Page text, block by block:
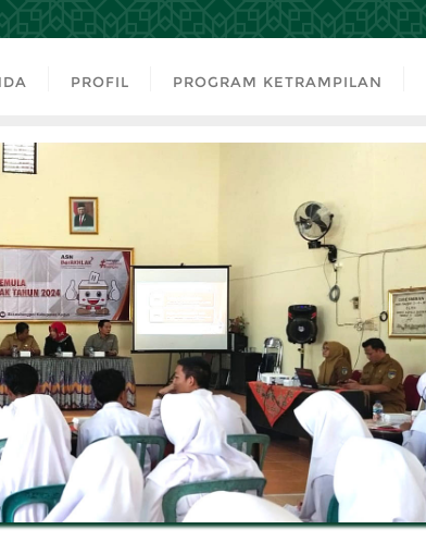
PROFIL PROGRAM KETRAMPILAN